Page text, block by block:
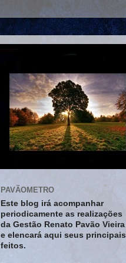
PAVÃOMETRO
Este blog irá acompanhar
periodicamente as realizações
da Gestão Renato Pavão Vieira
e elencará aqui seus principais
feitos.